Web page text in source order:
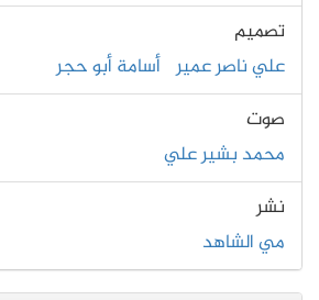
تصميم
علي ناصر عمير أسامة أبو حجر
صوت
محمد بشير علي
نشر
مي الشاهد